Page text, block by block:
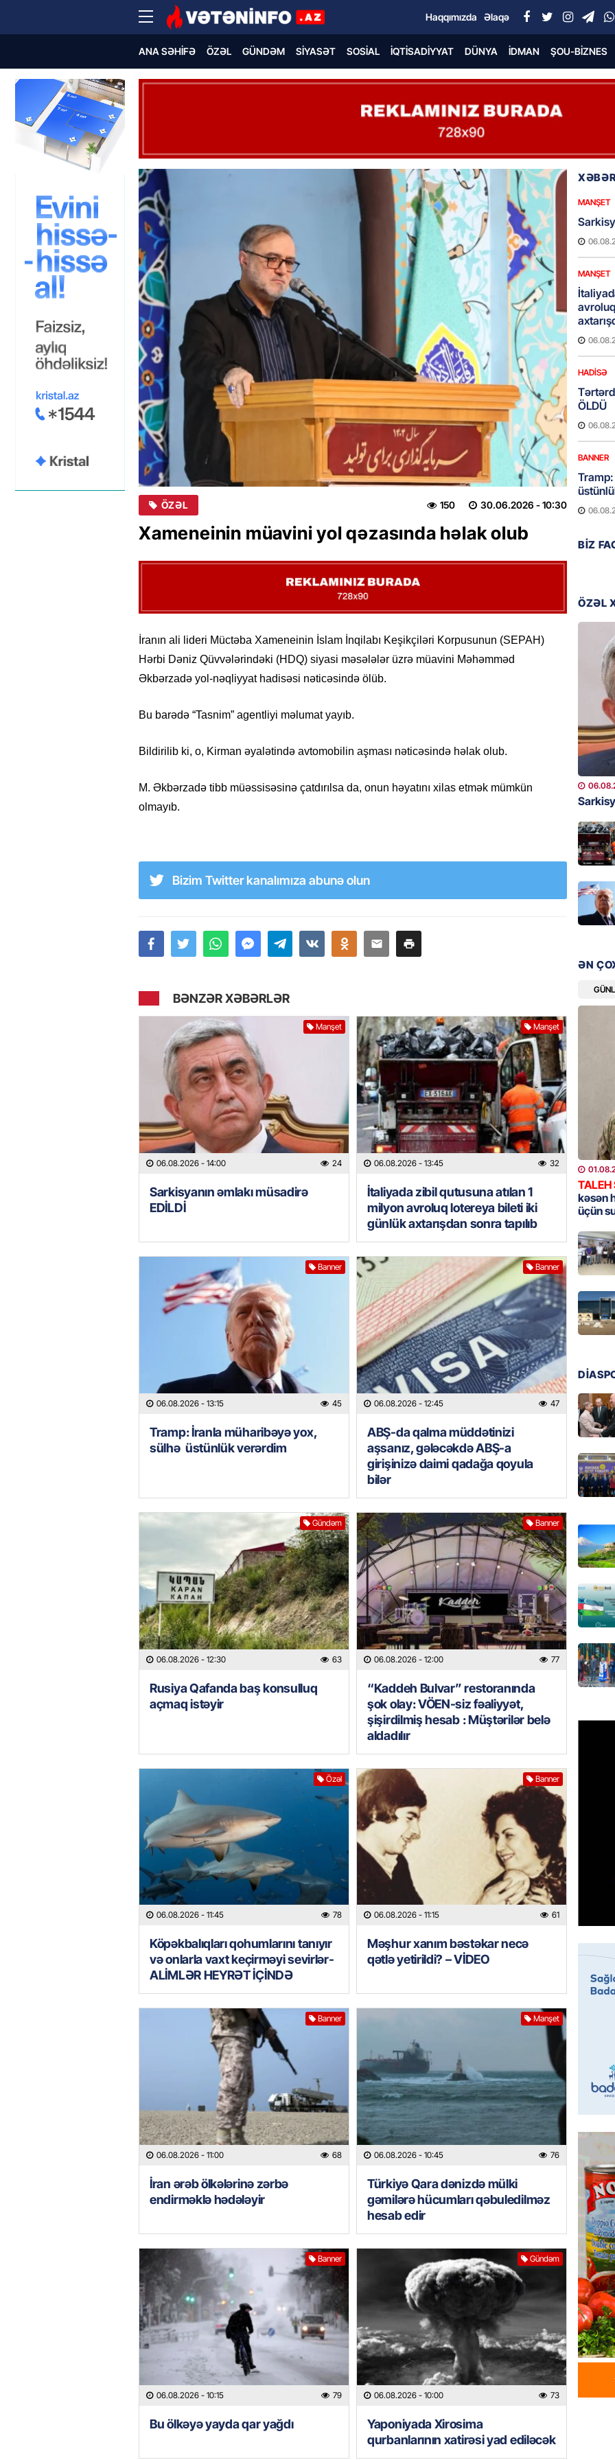
Haqqımızda Əlaqə
ANA SƏHIFƏ ÖZƏL GÜNDƏM SIYASƏT SOSIAL İQTISADIYYAT DÜNYA İDMAN ŞOU-BIZNES
ÖZƏL 30.06.2026 - 10:30
150
Xameneinin müavini yol qəzasında həlak olub
İranın ali lideri Müctəba Xameneinin İslam İnqilabı Keşikçiləri Korpusunun (SEPAH)
Hərbi Dəniz Qüvvələrindəki (HDQ) siyasi məsələlər üzrə müavini Məhəmməd
Əkbərzadə yol-nəqliyyat hadisəsi nəticəsində ölüb.
Bu barədə “Tasnim” agentliyi məlumat yayıb.
Bildirilib ki, o, Kirman əyalətində avtomobilin aşması nəticəsində həlak olub.
M. Əkbərzadə tibb müəssisəsinə çatdırılsa da, onun həyatını xilas etmək mümkün
olmayıb.
Bizim Twitter kanalımıza abunə olun
BƏNZƏR XƏBƏRLƏR
Manşet
06.08.2026 - 14:00 24
Sarkisyanın əmlakı müsadirə
EDİLDİ
Manşet
06.08.2026 - 13:45 32
İtaliyada zibil qutusuna atılan 1
milyon avroluq lotereya bileti iki
günlük axtarışdan sonra tapılıb
Banner
06.08.2026 - 13:15 45
Tramp: İranla müharibəyə yox,
sülhə üstünlük verərdim
Banner
06.08.2026 - 12:45 47
ABŞ-da qalma müddətinizi
aşsanız, gələcəkdə ABŞ-a
girişinizə daimi qadağa qoyula
bilər
Gündəm
06.08.2026 - 12:30 63
Rusiya Qafanda baş konsulluq
açmaq istəyir
Banner
06.08.2026 - 12:00 77
“Kaddeh Bulvar” restoranında
şok olay: VÖEN-siz fəaliyyət,
şişirdilmiş hesab : Müştərilər belə
aldadılır
Özəl
06.08.2026 - 11:45 78
Köpəkbalıqları qohumlarını tanıyır
və onlarla vaxt keçirməyi sevirlər-
ALİMLƏR HEYRƏT İÇİNDƏ
Banner
06.08.2026 - 11:15 61
Məşhur xanım bəstəkar necə
qətlə yetirildi? – VİDEO
Banner
06.08.2026 - 11:00 68
İran ərəb ölkələrinə zərbə
endirməklə hədələyir
Manşet
06.08.2026 - 10:45 76
Türkiyə Qara dənizdə mülki
gəmilərə hücumları qəbuledilməz
hesab edir
Banner
06.08.2026 - 10:15 79
Bu ölkəyə yayda qar yağdı
Gündəm
06.08.2026 - 10:00 73
Yaponiyada Xirosima
qurbanlarının xatirəsi yad ediləcək
MANŞET
MANŞET
HADISƏ
ÖLDÜ
BANNER
GÜNDƏM
ABŞ-
GÜNDƏM
Rusiya
istəyir
–
BANNER
ÖZƏL
səfəri
BANNER
BANNER
İran
Bu
Bu
GÜNDƏM
GÜNDƏM
Bu
klubu
qaldı
ÖZƏL
REKLAM
İDMAN
Bu
DÜNYA
BIZ
ÖZƏL
ƏN
TALEH
kəsən
üçün